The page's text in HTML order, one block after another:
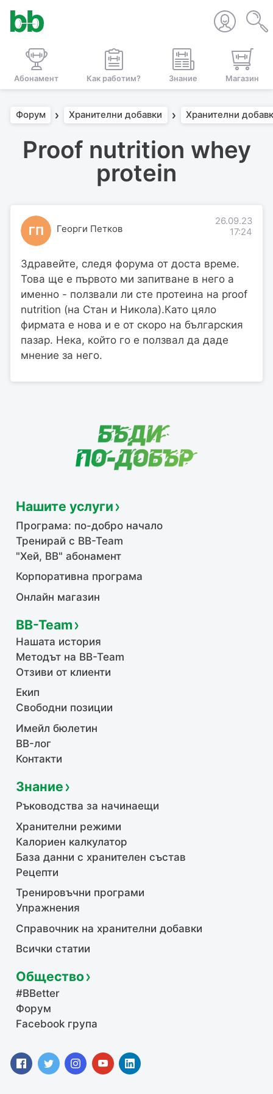
Абонамент Как работим? Знание Магазин
Форум Хранителни добавки Хранителни
Proof nutrition whey
protein
ГП Георги Петков
26.09.23
17:24
Здравейте, следя форума от доста време.
Това ще е първото ми запитване в него а
именно - ползвали ли сте протеина на proof
nutrition (на Стан и Никола).Като цяло
фирмата е нова и е от скоро на българския
пазар. Нека, който го е ползвал да даде
мнение за него.
Нашите услуги
Програма: по-добро начало
Тренирай с BB-Team
"Хей, ВВ" абонамент
Корпоративна програма
Онлайн магазин
BB-Team
Нашата история
Методът на BB-Team
Отзиви от клиенти
Екип
Свободни позиции
Имейл бюлетин
BB-лог
Контакти
Знание
Ръководства за начинаещи
Хранителни режими
Калориен калкулатор
База данни с хранителен състав
Рецепти
Тренировъчни програми
Упражнения
Справочник на хранителни добавки
Всички статии
Общество
#BBetter
Форум
Facebook група